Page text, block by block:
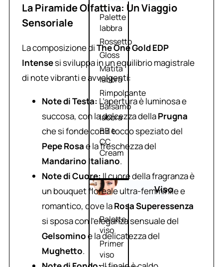
Palette
labbra
Rossetto
Gloss
Matita
labbra
Rimpolpante
Balsamo
labbra
BB e
CC
Cream
Viso
Palette
viso
Primer
viso
La Piramide Olfattiva: Un Viaggio
Sensoriale
La composizione diThe One Gold EDP
Intensesi sviluppa in un equilibrio magistrale
di note vibranti e avvolgenti:
Note di Testa: L’apertura è luminosa e
succosa, con la dolcezza dellaPrugna
che si fonde con il tocco speziato del
Pepe Rosae la freschezza del
Mandarino Italiano.
Note di Cuore:Il cuore della fragranza è
un bouquet floreale ultra-femminile e
romantico, dove laRosa Superessenza
si sposa con l’eleganza sensuale del
Gelsominoe la delicatezza del
Mughetto.